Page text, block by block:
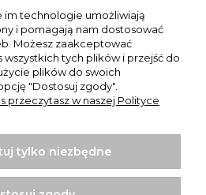
Sklep internetowy Rule Out
im technologie umożliwiają
i pomagają nam dostosować
Możesz zaakceptować
wszystkich tych plików i przejść do
plików do swoich
"Dostosuj zgody".
przeczytasz w naszej Polityce
tylko niezbędne